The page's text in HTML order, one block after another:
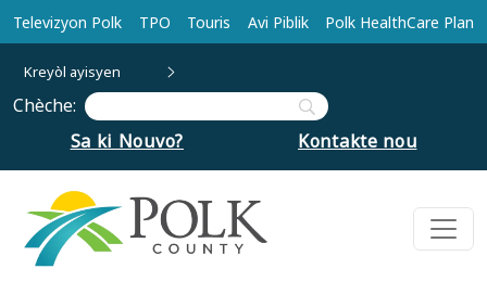
Ale nan kontni prensipal la
Televizyon Polk TPO Touris Avi Piblik Polk HealthCare Plan
Kreyòl ayisyen
Chèche:
Sa ki Nouvo?
Kontakte nou